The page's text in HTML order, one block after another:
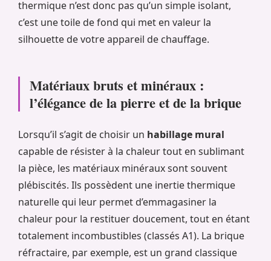
thermique n’est donc pas qu’un simple isolant,
c’est une toile de fond qui met en valeur la
silhouette de votre appareil de chauffage.
Matériaux bruts et minéraux :
l’élégance de la pierre et de la brique
Lorsqu’il s’agit de choisir un habillage mural
capable de résister à la chaleur tout en sublimant
la pièce, les matériaux minéraux sont souvent
plébiscités. Ils possèdent une inertie thermique
naturelle qui leur permet d’emmagasiner la
chaleur pour la restituer doucement, tout en étant
totalement incombustibles (classés A1). La brique
réfractaire, par exemple, est un grand classique